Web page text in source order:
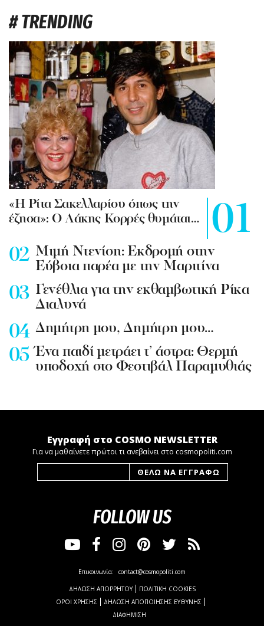
# TRENDING
«Η Ρίτα Σακελλαρίου όπως την
έζησα»: Ο Λάκης Κορρές θυμάται…
Mιμή Ντενίση: Εκδρομή στην
Εύβοια παρέα με την Μαριτίνα
Γενέθλια για την εκθαμβωτική Ρίκα
Διαλυνά
Δημήτρη μου, Δημήτρη μου…
Ένα παιδί μετράει τ’ άστρα: Θερμή
υποδοχή στο Φεστιβάλ Παραμυθιάς
Εγγραφή στο COSMO NEWSLETTER
Για να μαθαίνετε πρώτοι τι ανεβαίνει στο cosmopoliti.com
FOLLOW US
Επικοινωνία: contact@cosmopoliti.com
ΔΗΛΩΣΗ ΑΠΟΡΡΗΤΟΥ
ΠΟΛΙΤΙΚΗ COOKIES
ΟΡΟΙ ΧΡΗΣΗΣ
ΔΗΛΩΣΗ ΑΠΟΠΟΙΗΣΗΣ ΕΥΘΥΝΗΣ
ΔΙΑΦΗΜΙΣΗ